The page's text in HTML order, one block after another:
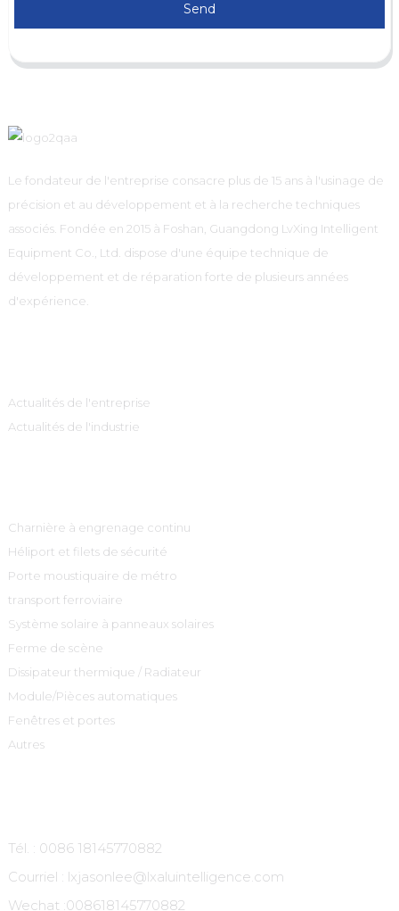
Send
Le fondateur de l'entreprise consacre plus de 15 ans à l'usinage de
précision et au développement et à la recherche techniques
associés. Fondée en 2015 à Foshan, Guangdong LvXing Intelligent
Equipment Co., Ltd. dispose d'une équipe technique de
développement et de réparation forte de plusieurs années
d'expérience.
Actualités de l'entreprise
Actualités de l'industrie
Charnière à engrenage continu
Héliport et filets de sécurité
Porte moustiquaire de métro
transport ferroviaire
Système solaire à panneaux solaires
Ferme de scène
Dissipateur thermique / Radiateur
Module/Pièces automatiques
Fenêtres et portes
Autres
Tél. : 0086 18145770882
Courriel : lxjasonlee@lxaluintelligence.com
Wechat :008618145770882